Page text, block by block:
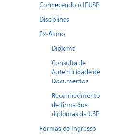
Conhecendo o IFUSP
Disciplinas
Ex-Aluno
Diploma
Consulta de
Autenticidade de
Documentos
Reconhecimento
de firma dos
diplomas da USP
Formas de Ingresso